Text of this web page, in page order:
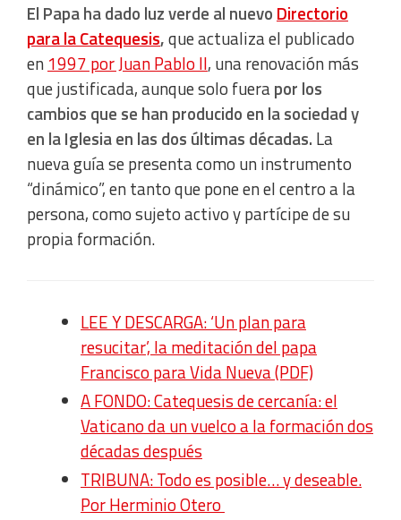
El Papa ha dado luz verde al nuevo Directorio
para la Catequesis,que actualiza el publicado
en 1997 por Juan Pablo II, una renovación más
que justificada, aunque solo fuerapor los
cambios que se han producido en la sociedad y
en la Iglesia en las dos últimas décadas. La
nueva guía se presenta como un instrumento
“dinámico”, en tanto que pone en el centro a la
persona, como sujeto activo y partícipe de su
propia formación.
LEE Y DESCARGA: ‘Un plan para
resucitar’, la meditación del papa
Francisco para Vida Nueva (PDF)
A FONDO: Catequesis de cercanía: el
Vaticano da un vuelco a la formación dos
décadas después
TRIBUNA: Todo es posible… y deseable.
Por Herminio Otero